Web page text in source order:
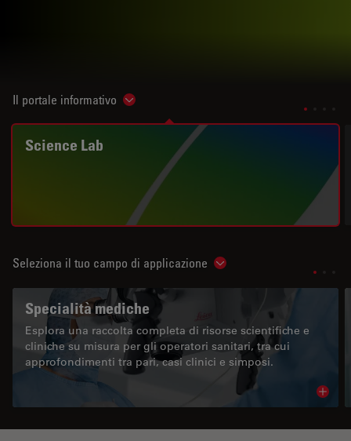
Il portale informativo Show subnavigation
Science Lab
Seleziona il tuo campo di applicazione Show subnavigation
Specialità mediche
Esplora una raccolta completa di risorse scientifiche e
cliniche su misura per gli operatori sanitari, tra cui
approfondimenti tra pari, casi clinici e simposi.